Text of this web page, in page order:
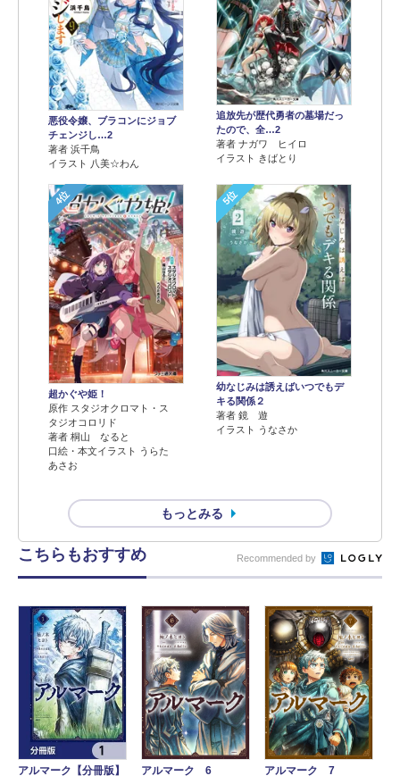
悪役令嬢、ブラコンにジョブ
チェンジし…2
著者 浜千鳥
イラスト 八美☆わん
追放先が歴代勇者の墓場だっ
たので、全…2
著者 ナガワ ヒイロ
イラスト きばとり
4位
超かぐや姫！
原作 スタジオクロマト・ス
タジオコロリド
著者 桐山 なると
口絵・本文イラスト うらた
あさお
5位
幼なじみは誘えばいつでもデ
キる関係２
著者 鏡 遊
イラスト うなさか
もっとみる
こちらもおすすめ Recommended by
アルマーク【分冊版】 アルマーク 6 アルマーク 7